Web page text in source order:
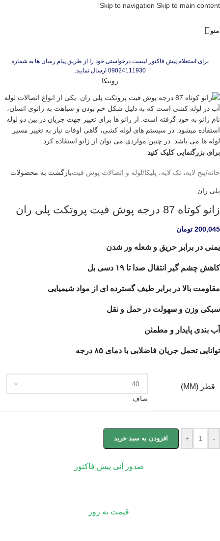
Skip to navigation Skip to main content
منو
برای استعلام پیش فاکتور لیست درخواستی خود را از طریق پیام رسان ها به شماره
09024111930 ارسال نمایید.
روبیکا
برای بزرگنمایی کلیک کنید
خانه/پنج لایه، تک لایه، پلیکا/لوله و اتصالات پوش فیتبازگشت به محصولات
پلی ران
زانو کوتاه 87 درجه پوش فیت پروتکت پلی ران
200,045 تومان
یمنی در برابر حریق و شعله ور شدن
کاهش چشم گیر انتقال صدا تا ۱۹ دسی بل
مقاومت بالا در برابر طیف گسترده ای از مواد شیمیایی
سبکی وزن و سهولت در حمل و نقل
آب بندی پایدار و مطمئن
توانایی تحمل جریان فاضلابی با دمای ۸۵ درجه
قطر (MM)
صاف
-
+ افزودن به سبد خرید
صدور آنی پیش فاکتور
قیمت به روز